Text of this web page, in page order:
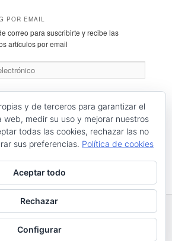
POR EMAIL
correo para suscribirte y recibe las
artículos por email
gracias a WordPress
y de terceros para garantizar el
web, medir su uso y mejorar nuestros
todas las cookies, rechazar las no
sus preferencias. Política de cookies
Aceptar todo
Rechazar
Configurar